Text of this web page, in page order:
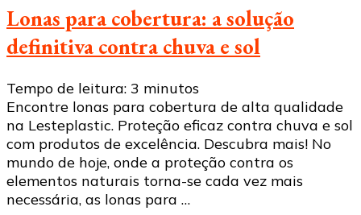
Lonas para cobertura: a solução
definitiva contra chuva e sol
Tempo de leitura: 3 minutos
Encontre lonas para cobertura de alta qualidade
na Lesteplastic. Proteção eficaz contra chuva e sol
com produtos de excelência. Descubra mais! No
mundo de hoje, onde a proteção contra os
elementos naturais torna-se cada vez mais
necessária, as lonas para …